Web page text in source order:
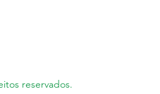
reservados.